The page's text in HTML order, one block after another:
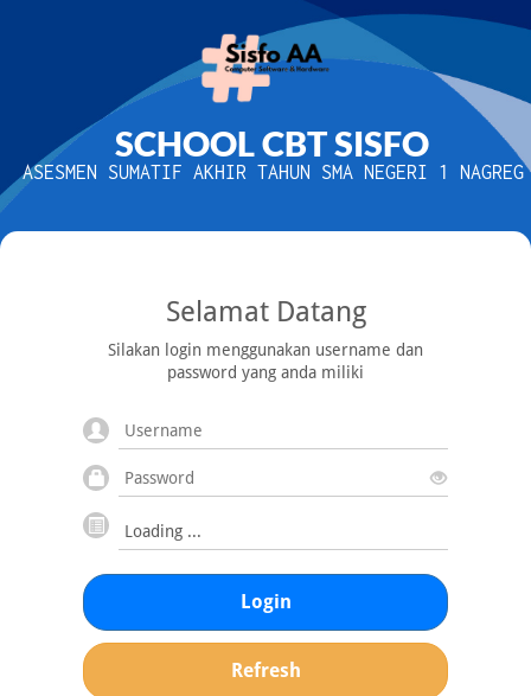
SCHOOL CBT SISFO
ASESMEN SUMATIF AKHIR TAHUN SMA NEGERI 1 NAGREG
Selamat Datang
Silakan login menggunakan username dan
password yang anda miliki
Login
Refresh